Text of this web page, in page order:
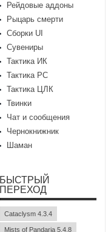
Рейдовые аддоны
Рыцарь смерти
Сборки UI
Сувениры
Тактика ИК
Тактика РС
Тактика ЦЛК
Твинки
Чат и сообщения
Чернокнижник
Шаман
БЫСТРЫЙ
ПЕРЕХОД
Cataclysm 4.3.4
Mists of Pandaria 5.4.8